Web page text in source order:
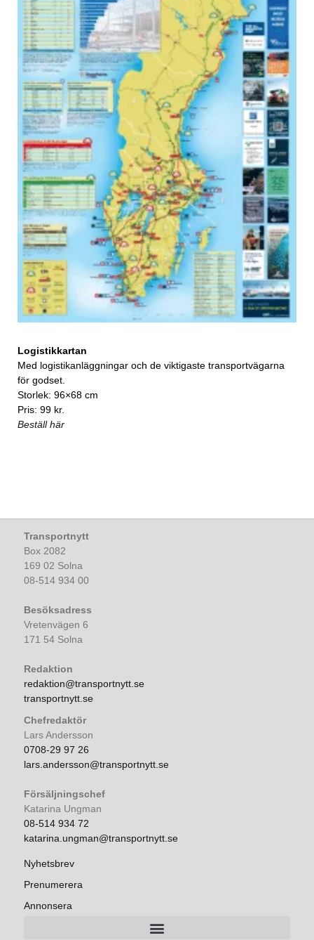
Logistikkartan
Med logistikanläggningar och de viktigaste transportvägarna
för godset.
Storlek: 96×68 cm
Pris: 99 kr.
Beställ här
Transportnytt
Box 2082
169 02 Solna
08-514 934 00
Besöksadress
Vretenvägen 6
171 54 Solna
Redaktion
redaktion@transportnytt.se
transportnytt.se
Chefredaktör
Lars Andersson
0708-29 97 26
lars.andersson@transportnytt.se
Försäljningschef
Katarina Ungman
08-514 934 72
katarina.ungman@transportnytt.se
Nyhetsbrev
Prenumerera
Annonsera